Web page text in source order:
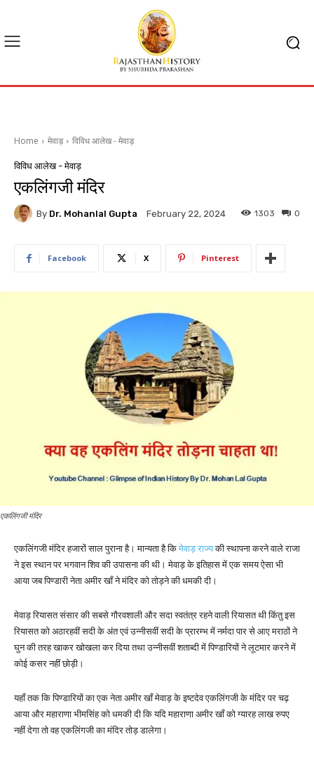
Home मेवाड़ विविध आलेख - मेवाड़
विविध आलेख - मेवाड़
एकलिंगजी मंदिर
By Dr. Mohanlal Gupta February 22, 2024 0
1303
Facebook X Pinterest
एकलिंगजी मंदिर
एकलिंगजी मंदिर हजारों साल पुराना है। मान्यता है कि मेवाड़ राज्यकी स्थापना करने वाले राजा
ने इस स्थान पर भगवान शिव की उपासना की थी। मेवाड़ के इतिहास में एक समय ऐसा भी
आया जब पिण्डारी नेता अमीर खाँ ने मंदिर को तोड़ने की धमकी दी।
मेवाड़ रियासत संसार की सबसे गौरवशाली और सदा स्वतंत्र रहने वाली रियासत थी किंतु इस
रियासत को अठारहवीं सदी के अंत एवं उन्नीसवीं सदी के प्रारम्भ में नर्मदा पार से आए मराठों ने
घुन की तरह खाकर खोखला कर दिया तथा उन्नीसवीं शताब्दी में पिण्डारियों ने लूटमार करने में
कोई कसर नहीं छोड़ी।
यहाँ तक कि पिण्डारियों का एक नेता अमीर खाँ मेवाड़ के इष्टदेव एकलिंगजी के मंदिर पर चढ़
आया और महाराणा भीमसिंह को धमकी दी कि यदि महाराणा अमीर खाँ को ग्यारह लाख रुपए
नहीं देगा तो वह एकलिंगजी का मंदिर तोड़ डालेगा।